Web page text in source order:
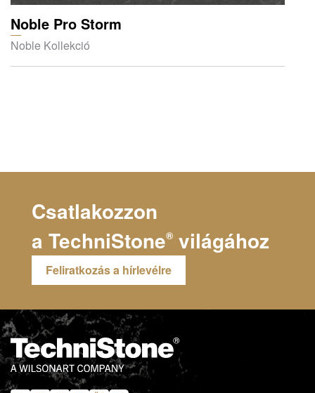
Noble Pro Storm
Noble Kollekció
Csatlakozzon
a TechniStone® világához
Feliratkozás a hírlevélre